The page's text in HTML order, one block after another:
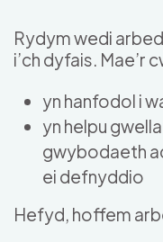
Rydym wedi
i’ch dyfais. Mae’r
yn hanfodol i
yn helpu
gwybodaeth
ei defnyddio
Hefyd, hoffem